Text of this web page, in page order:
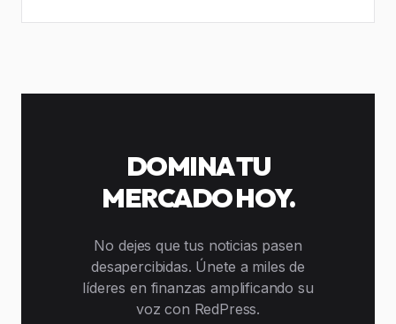
DOMINA TU
MERCADO HOY.
No dejes que tus noticias pasen
desapercibidas. Únete a miles de
líderes en finanzas amplificando su
voz con RedPress.